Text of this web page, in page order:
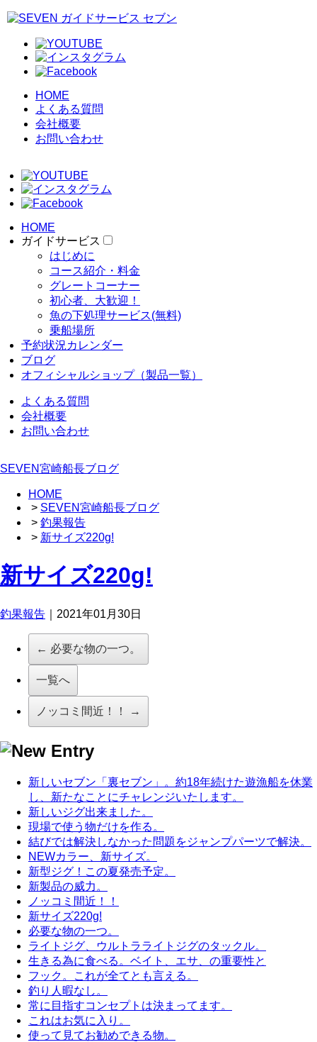
HOME
よくある質問
会社概要
お問い合わせ
HOME
ガイドサービス
はじめに
コース紹介・料金
グレートコーナー
初心者、大歓迎！
魚の下処理サービス(無料)
乗船場所
予約状況カレンダー
ブログ
オフィシャルショップ（製品一覧）
よくある質問
会社概要
お問い合わせ
SEVEN宮崎船長ブログ
HOME
> SEVEN宮崎船長ブログ
> 釣果報告
> 新サイズ220g!
新サイズ220g!
釣果報告 ｜2021年01月30日
← 必要な物の一つ。
一覧へ
ノッコミ間近！！ →
新しいセブン「裏セブン」。約18年続けた遊漁船を休業
し、新たなことにチャレンジいたします。
新しいジグ出来ました。
現場で使う物だけを作る。
結びでは解決しなかった問題をジャンプパーツで解決。
NEWカラー、新サイズ。
新型ジグ！この夏発売予定。
新製品の威力。
ノッコミ間近！！
新サイズ220g!
必要な物の一つ。
ライトジグ、ウルトラライトジグのタックル。
生きる為に食べる。ベイト、エサ、の重要性と
フック。これが全てとも言える。
釣り人暇なし。
常に目指すコンセプトは決まってます。
これはお気に入り。
使って見てお勧めできる物。